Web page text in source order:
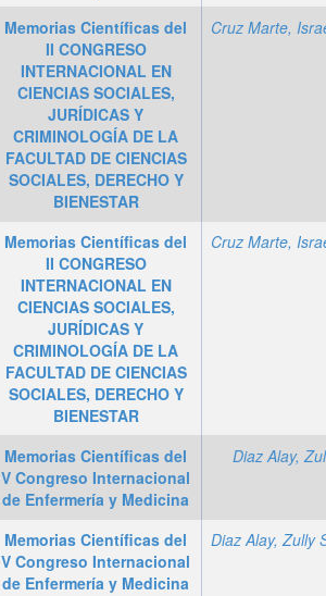
Memorias Científicas del
II CONGRESO
INTERNACIONAL EN
CIENCIAS SOCIALES,
JURÍDICAS Y
CRIMINOLOGÍA DE LA
FACULTAD DE CIENCIAS
SOCIALES, DERECHO Y
BIENESTAR
Cruz Marte,
Memorias Científicas del
II CONGRESO
INTERNACIONAL EN
CIENCIAS SOCIALES,
JURÍDICAS Y
CRIMINOLOGÍA DE LA
FACULTAD DE CIENCIAS
SOCIALES, DERECHO Y
BIENESTAR
Cruz Marte,
Memorias Científicas del
V Congreso Internacional
de Enfermería y Medicina
Diaz Alay,
Memorias Científicas del
V Congreso Internacional
de Enfermería y Medicina
Diaz Alay, Zully